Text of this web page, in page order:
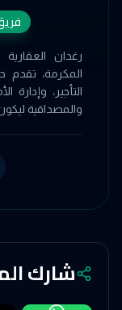
رغدان
المكرمة، تقدم
التأجير،
والمصداقية
شارك